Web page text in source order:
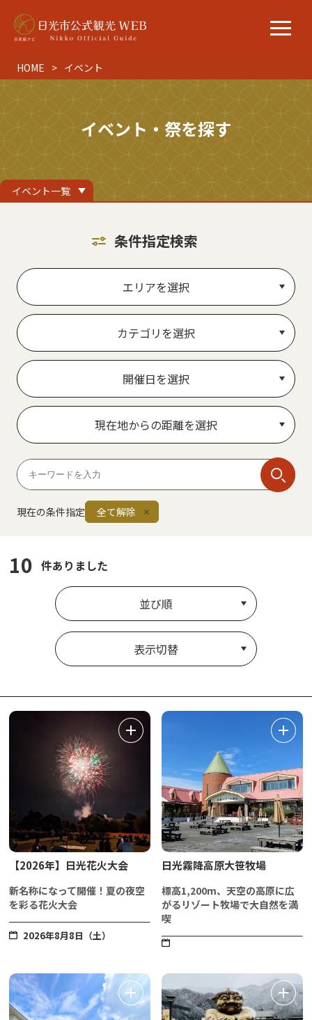
HOME イベント
イベント・祭を探す
イベント一覧
条件指定検索
エリアを選択
カテゴリを選択
開催日を選択
現在地からの距離を選択
現在の条件指定 全て解除
10 件ありました
並び順
表示切替
【2026年】日光花火大会
新名称になって開催！夏の夜空
を彩る花火大会
2026年8月8日（土）
日光霧降高原大笹牧場
標高1,200m、天空の高原に広
がるリゾート牧場で大自然を満
喫